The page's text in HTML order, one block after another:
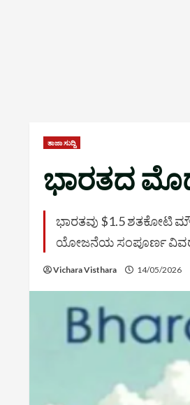
ತಾಜಾ ಸುದ್ದಿ
ಭಾರತದ
ಭಾರತವು $1.5 ಶತಕೋಟಿ
ಯೋಜನೆಯ ಸಂಪೂರ್ಣ ವಿವರ
Vichara Visthara 14/05/2026